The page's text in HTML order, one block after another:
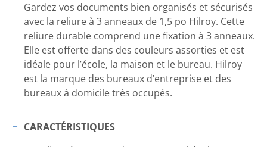
Gardez vos documents bien organisés et sécurisés
avec la reliure à 3 anneaux de 1,5 po Hilroy. Cette
reliure durable comprend une fixation à 3 anneaux.
Elle est offerte dans des couleurs assorties et est
idéale pour l’école, la maison et le bureau. Hilroy
est la marque des bureaux d’entreprise et des
bureaux à domicile très occupés.
CARACTÉRISTIQUES